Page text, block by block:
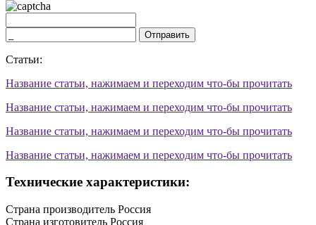
Отправить
Статьи:
Название статьи, нажимаем и переходим что-бы прочитать
Название статьи, нажимаем и переходим что-бы прочитать
Название статьи, нажимаем и переходим что-бы прочитать
Название статьи, нажимаем и переходим что-бы прочитать
Технические характеристики:
Страна производитель Россия
Страна изготовитель Россия